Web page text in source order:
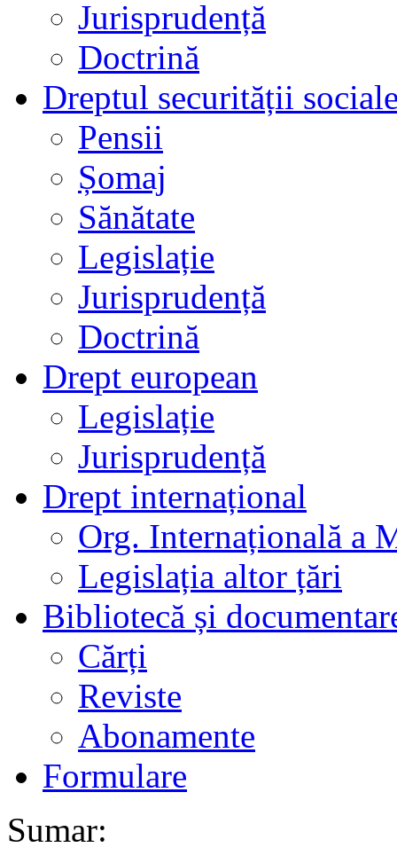
Jurisprudență
Doctrină
Dreptul securității
Pensii
Șomaj
Sănătate
Legislație
Jurisprudență
Doctrină
Drept european
Legislație
Jurisprudență
Drept internațional
Org. Internațională a
Legislația altor țări
Bibliotecă și
Cărți
Reviste
Abonamente
Formulare
Sumar: